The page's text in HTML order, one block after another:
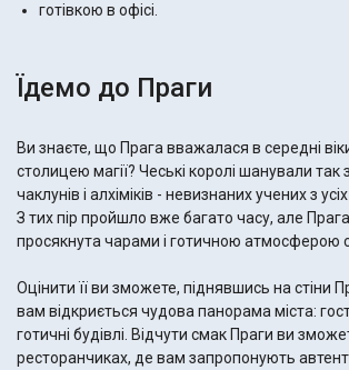
готівкою в офісі.
Їдемо до Праги
Ви знаєте, що Прага вважалася в середні
столицею магії? Чеські королі шанували так
чаклунів і алхіміків - невизнаних учених з
З тих пір пройшло вже багато часу, але Прага
просякнута чарами і готичною атмосферою
Оцінити її ви зможете, піднявшись на стіни
вам відкриється чудова панорама міста:
готичні будівлі. Відчути смак Праги ви
ресторанчиках, де вам запропонують